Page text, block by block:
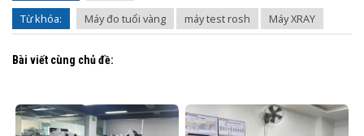
Từ khóa:
Máy đo tuổi vàng máy test rosh Máy XRAY
Bài viết cùng chủ đề: